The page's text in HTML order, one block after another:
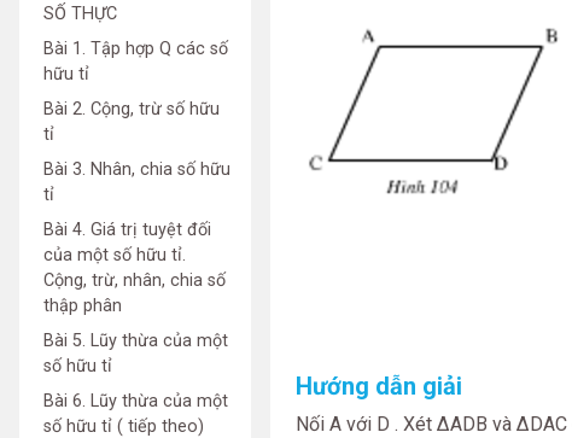
SỐ THỰC
Bài 1. Tập hợp Q các số
hữu tỉ
Bài 2. Cộng, trừ số hữu
tỉ
Bài 3. Nhân, chia số hữu
tỉ
Bài 4. Giá trị tuyệt đối
của một số hữu tỉ.
Cộng, trừ, nhân, chia số
thập phân
Bài 5. Lũy thừa của một
số hữu tỉ
Bài 6. Lũy thừa của một
số hữu tỉ ( tiếp theo)
Hướng dẫn giải
Nối A với D . Xét ΔADB và ΔDAC